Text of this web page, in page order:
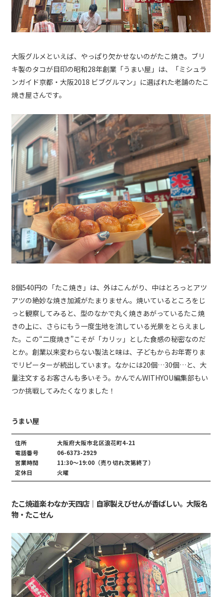
大阪グルメといえば、やっぱり欠かせないのがたこ焼き。ブリ
キ製のタコが目印の昭和28年創業「うまい屋」は、「ミシュラ
ンガイド京都・大阪2018 ビブグルマン」に選ばれた老舗のたこ
焼き屋さんです。
8個540円の「たこ焼き」は、外はこんがり、中はとろっとアツ
アツの絶妙な焼き加減がたまりません。焼いているところをじ
っと観察してみると、型のなかで丸く焼きあがっているたこ焼
きの上に、さらにもう一度生地を流している光景をとらえまし
た。この“二度焼き”こそが「カリッ」とした食感の秘密なのだ
とか。創業以来変わらない製法と味は、子どもからお年寄りま
でリピーターが続出しています。なかには20個…30個…と、大
量注文するお客さんも多いそう。かんでんWITHYOU編集部もい
つか挑戦してみたくなりました！
うまい屋
住所
大阪府大阪市北区浪花町4-21
電話番号
06-6373-2929
営業時間
11:30～19:00（売り切れ次第終了）
定休日
火曜
たこ焼道楽 わなか 天四店｜自家製えびせんが香ばしい。大阪名
物・たこせん